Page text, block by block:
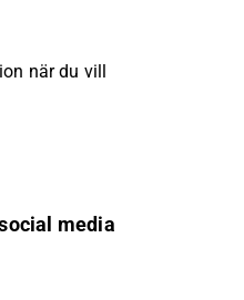
när du vill
media